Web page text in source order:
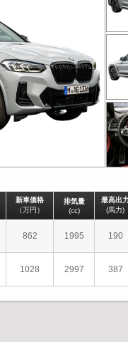
新車価格
（万円）
排気量
(cc)
最高出
(馬力)
862 1995 190
1028 2997 387